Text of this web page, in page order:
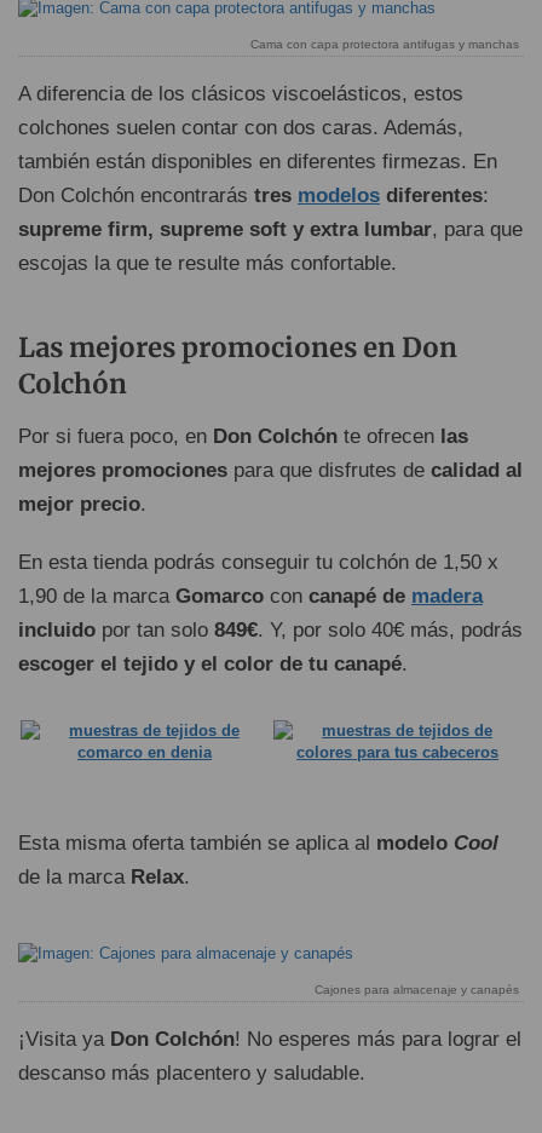
Cama con capa protectora antifugas y manchas
A diferencia de los clásicos viscoelásticos, estos
colchones suelen contar con dos caras. Además,
también están disponibles en diferentes firmezas. En
Don Colchón encontrarás tres modelos diferentes:
supreme firm, supreme soft y extra lumbar, para que
escojas la que te resulte más confortable.
Las mejores promociones en Don
Colchón
Por si fuera poco, en Don Colchón te ofrecen las
mejores promociones para que disfrutes de calidad al
mejor precio.
En esta tienda podrás conseguir tu colchón de 1,50 x
1,90 de la marca Gomarco con canapé de madera
incluido por tan solo 849€. Y, por solo 40€ más, podrás
escoger el tejido y el color de tu canapé.
Esta misma oferta también se aplica al modelo Cool
de la marca Relax.
Cajones para almacenaje y canapés
¡Visita ya Don Colchón! No esperes más para lograr el
descanso más placentero y saludable.